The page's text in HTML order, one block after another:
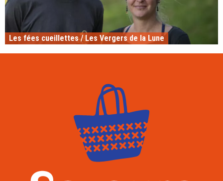
Les fées cueillettes / Les Vergers de la Lune